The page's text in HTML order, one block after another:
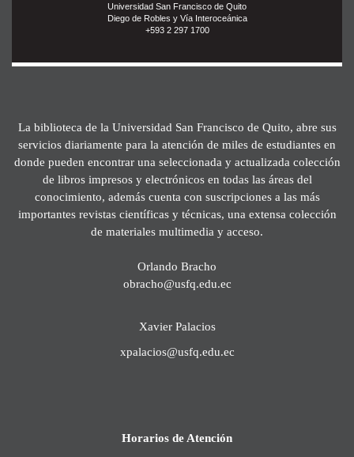
Universidad San Francisco de Quito
Diego de Robles y Vía Interoceánica
+593 2 297 1700
La biblioteca de la Universidad San Francisco de Quito, abre sus
servicios diariamente para la atención de miles de estudiantes en
donde pueden encontrar una seleccionada y actualizada colección
de libros impresos y electrónicos en todas las áreas del
conocimiento, además cuenta con suscripciones a las más
importantes revistas científicas y técnicas, una extensa colección
de materiales multimedia y acceso.
Orlando Bracho
obracho@usfq.edu.ec
Xavier Palacios
xpalacios@usfq.edu.ec
Horarios de Atención